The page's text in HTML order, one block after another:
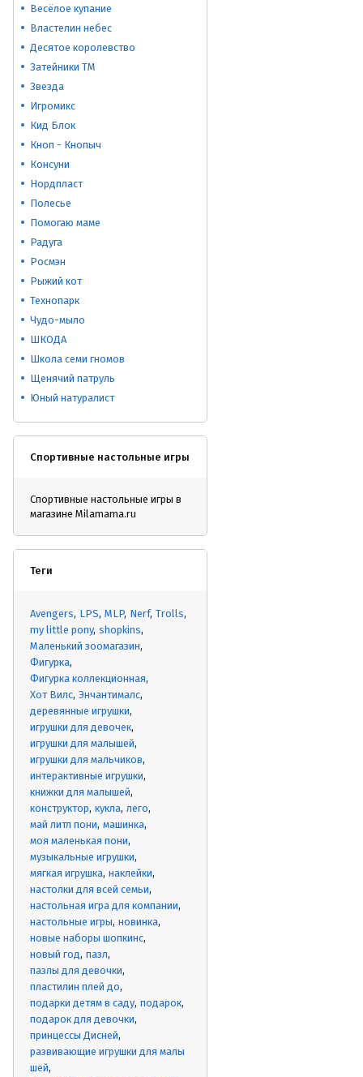
Весёлое купание
Властелин небес
Десятое королевство
Затейники ТМ
Звезда
Игромикс
Кид Блок
Кноп - Кнопыч
Консуни
Нордпласт
Полесье
Помогаю маме
Радуга
Росмэн
Рыжий кот
Технопарк
Чудо-мыло
ШКОДА
Школа семи гномов
Щенячий патруль
Юный натуралист
Спортивные настольные игры
Спортивные настольные игры в
магазине Milamama.ru
Теги
Avengers LPS MLP Nerf Trolls
my little pony shopkins
Маленький зоомагазин
Фигурка
Фигурка коллекционная
Хот Вилс Энчантималс
деревянные игрушки
игрушки для девочек
игрушки для малышей
игрушки для мальчиков
интерактивные игрушки
книжки для малышей
конструктор кукла лего
май литл пони машинка
моя маленькая пони
музыкальные игрушки
мягкая игрушка наклейки
настолки для всей семьи
настольная игра для компании
настольные игры новинка
новые наборы шопкинс
новый год пазл
пазлы для девочки
пластилин плей до
подарки детям в саду подарок
подарок для девочки
принцессы Дисней
развивающие игрушки для малы
шей